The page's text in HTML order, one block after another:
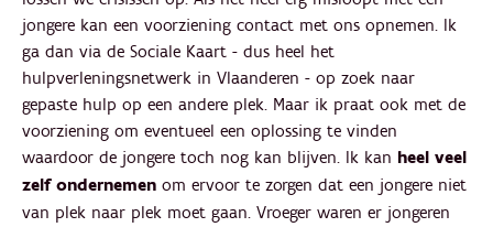
jongere kan een voorziening contact met ons opnemen. Ik
ga dan via de Sociale Kaart - dus heel het
hulpverleningsnetwerk in Vlaanderen - op zoek naar
gepaste hulp op een andere plek. Maar ik praat ook met de
voorziening om eventueel een oplossing te vinden
waardoor de jongere toch nog kan blijven. Ik kan heel veel
zelf ondernemen om ervoor te zorgen dat een jongere niet
van plek naar plek moet gaan. Vroeger waren er jongeren